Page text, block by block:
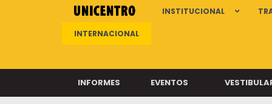
INSTITUCIONAL
INTERNACIONAL
INFORMES EVENTOS